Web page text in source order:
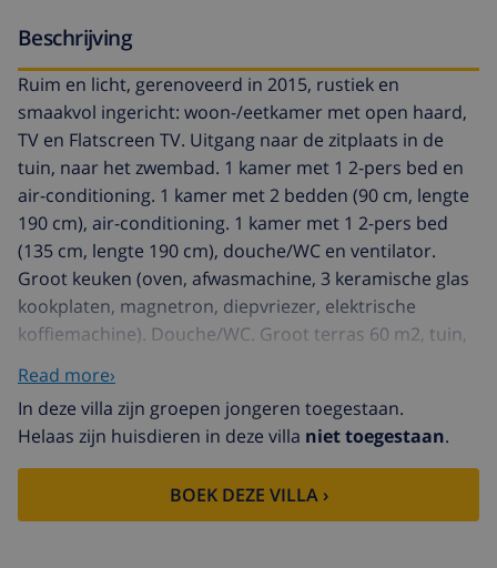
Beschrijving
Ruim en licht, gerenoveerd in 2015, rustiek en
smaakvol ingericht: woon-/eetkamer met open haard,
TV en Flatscreen TV. Uitgang naar de zitplaats in de
tuin, naar het zwembad. 1 kamer met 1 2-pers bed en
air-conditioning. 1 kamer met 2 bedden (90 cm, lengte
190 cm), air-conditioning. 1 kamer met 1 2-pers bed
(135 cm, lengte 190 cm), douche/WC en ventilator.
Groot keuken (oven, afwasmachine, 3 keramische glas
kookplaten, magnetron, diepvriezer, elektrische
koffiemachine). Douche/WC. Groot terras 60 m2, tuin,
prieel. Terrasmeubelen, barbecue. Uitzicht op de tuin.
Ter beschikking: wasmachine. AT444580A
Zeer groot, comfortabel huis "Bruselas,3", vrijstaand,
gerenoveerd in 2015. Aan de rand van de plaats, 3 km
van het centrum van La Nucia, buiten de plaats, 6 km
van het centrum van Benidorm, rustige, zonnige ligging
villa wijk, 7 km van zee, 7 km van het strand. Voor
Read more›
In deze villa zijn groepen jongeren toegestaan.
Helaas zijn huisdieren in deze villa niet toegestaan.
BOEK DEZE VILLA ›